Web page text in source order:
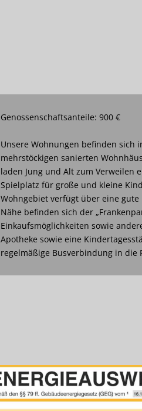
Genossenschaftsanteile: 900 €
Unsere Wohnungen befinden sich
mehrstöckigen sanierten
laden Jung und Alt zum Verweilen
Spielplatz für große und kleine
Wohngebiet verfügt über eine
Nähe befinden sich der
Einkaufsmöglichkeiten sowie
Apotheke sowie eine
regelmäßige Busverbindung in die